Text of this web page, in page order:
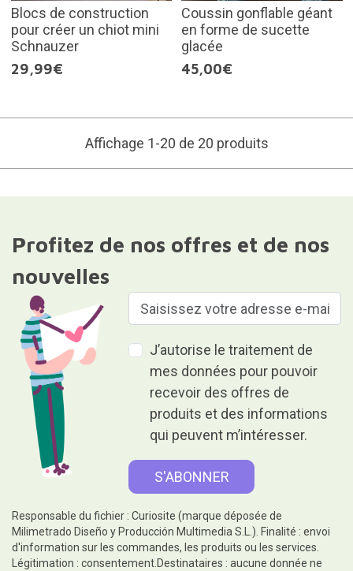
Blocs de construction
pour créer un chiot mini
Schnauzer
29,99€
Coussin gonflable géant
en forme de sucette
glacée
45,00€
Affichage 1-20 de 20 produits
Profitez de nos offres et de nos
nouvelles
J’autorise le traitement de
mes données pour pouvoir
recevoir des offres de
produits et des informations
qui peuvent m’intéresser.
Responsable du fichier : Curiosite (marque déposée de
Milimetrado Diseño y Producción Multimedia S.L.). Finalité : envoi
d'information sur les commandes, les produits ou les services.
Légitimation : consentement.Destinataires : aucune donnée ne